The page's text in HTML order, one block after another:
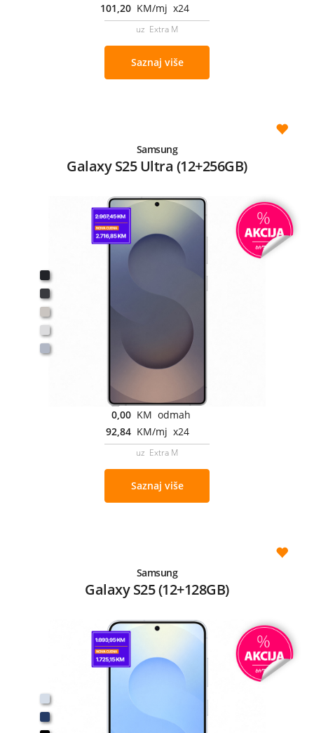
101,20 KM/mj x24
uz Extra M
Saznaj više
Samsung
Galaxy S25 Ultra (12+256GB)
0,00 KM odmah
92,84 KM/mj x24
uz Extra M
Saznaj više
Samsung
Galaxy S25 (12+128GB)